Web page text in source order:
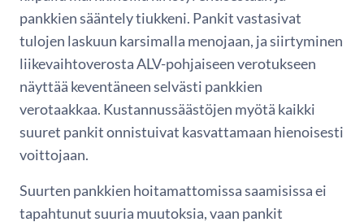
pankkien sääntely tiukkeni. Pankit vastasivat
tulojen laskuun karsimalla menojaan, ja siirtyminen
liikevaihtoverosta ALV-pohjaiseen verotukseen
näyttää keventäneen selvästi pankkien
verotaakkaa. Kustannussäästöjen myötä kaikki
suuret pankit onnistuivat kasvattamaan hienoisesti
voittojaan.
Suurten pankkien hoitamattomissa saamisissa ei
tapahtunut suuria muutoksia, vaan pankit